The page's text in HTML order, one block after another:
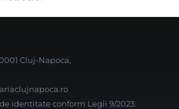
Cluj-Napoca,
identitate conform Legii 9/2023: